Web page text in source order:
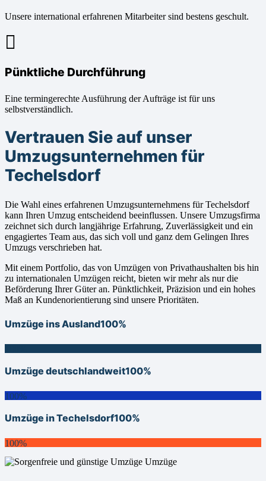
Unsere international erfahrenen Mitarbeiter sind bestens geschult.
Pünktliche Durchführung
Eine termingerechte Ausführung der Aufträge ist für uns
selbstverständlich.
Vertrauen Sie auf unser
Umzugsunternehmen für
Techelsdorf
Die Wahl eines erfahrenen Umzugsunternehmens für Techelsdorf
kann Ihren Umzug entscheidend beeinflussen. Unsere Umzugsfirma
zeichnet sich durch langjährige Erfahrung, Zuverlässigkeit und ein
engagiertes Team aus, das sich voll und ganz dem Gelingen Ihres
Umzugs verschrieben hat.
Mit einem Portfolio, das von Umzügen von Privathaushalten bis hin
zu internationalen Umzügen reicht, bieten wir mehr als nur die
Beförderung Ihrer Güter an. Pünktlichkeit, Präzision und ein hohes
Maß an Kundenorientierung sind unsere Prioritäten.
Umzüge ins Ausland100%
Umzüge deutschlandweit100%
100%
Umzüge in Techelsdorf100%
100%